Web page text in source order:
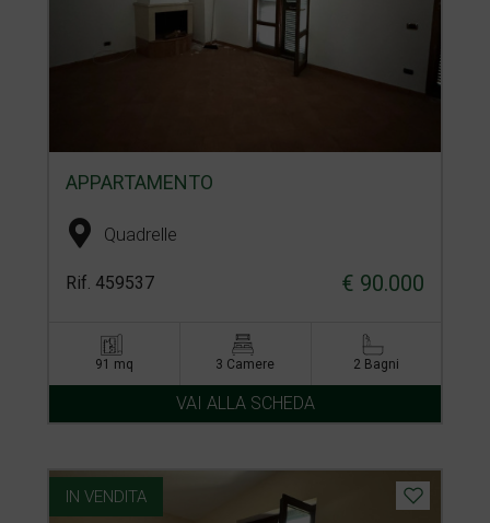
APPARTAMENTO
Quadrelle
Rif. 459537 € 90.000
91 mq 3 Camere 2 Bagni
VAI ALLA SCHEDA
IN VENDITA